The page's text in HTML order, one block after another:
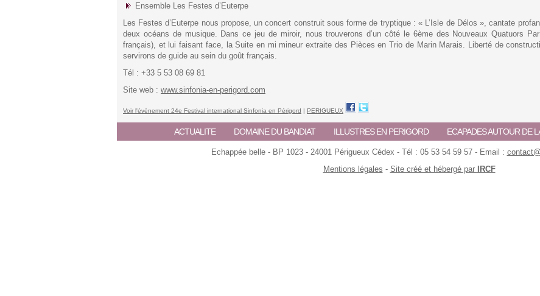
Ensemble Les Festes d’Euterpe
Les Festes d’Euterpe nous propose, un concert construit sous forme de tryptique : « L’Isle de Délos », cantate
deux océans de musique. Dans ce jeu de miroir, nous trouverons d’un côté le 6ème des Nouveaux Quatuors
français), et lui faisant face, la Suite en mi mineur extraite des Pièces en Trio de Marin Marais. Liberté de
servirons de guide au sein du goût français.
Tél : +33 5 53 08 69 81
Site web : www.sinfonia-en-perigord.com
Voir l'événement 24e Festival international Sinfonia en Périgord | PERIGUEUX
ACTUALITE DOMAINE DU BANDIAT ILLUSTRES EN PERIGORD ECAPADES AUTOUR DE
Echappée belle - BP 1023 - 24001 Périgueux Cédex - Tél : 05 53 54 59 57 - Email :
Mentions légales - Site créé et hébergé par IRCF